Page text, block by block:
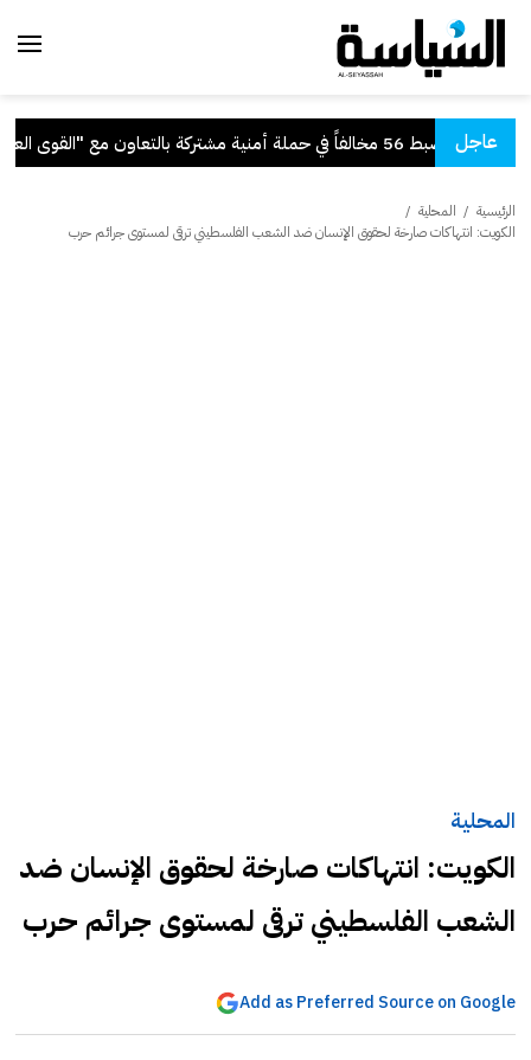
عاجل
مخالفاً في حملة أمنية مشتركة بالتعاون مع "القوى العاملة"
الرئيسية / المحلية /
الكويت: انتهاكات صارخة لحقوق الإنسان ضد الشعب الفلسطيني ترقى لمستوى جرائم حرب
المحلية
الكويت: انتهاكات صارخة لحقوق الإنسان ضد
الشعب الفلسطيني ترقى لمستوى جرائم حرب
Add as Preferred Source on Google